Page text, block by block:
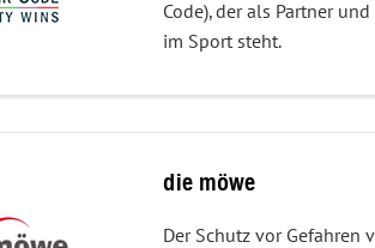
Code), der als Partner
im Sport steht.
die möwe
Der Schutz vor Gefahren